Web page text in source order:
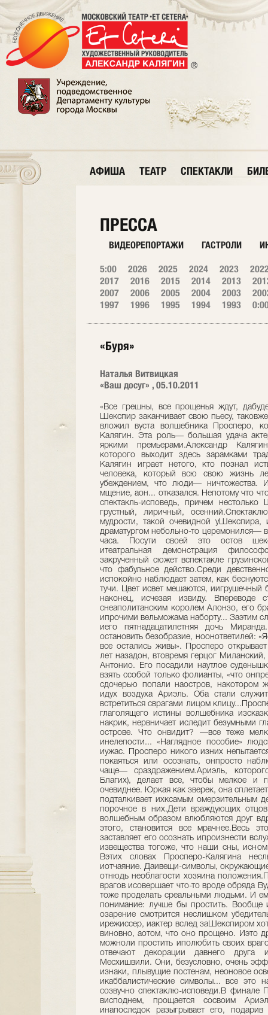
АФИША ТЕАТР СПЕКТАКЛИ
ПРЕССА
ВИДЕОРЕПОРТАЖИ ГАСТРОЛИ
5:00 2026 2025 2024 2023
2017
2016 2015 2014 2013
2007
2006 2005 2004 2003
1997
1996 1995 1994 1993
«Буря»
Наталья Витвицкая
«Ваш досуг» , 05.10.2011
«Все грешны, все прощенья ждут,
Шекспир заканчивает свою пьесу,
вложил вуста волшебника Просперо,
Калягин. Эта роль— большая удача
яркими премьерами.Александр
которого выходит здесь зарамками
Калягин играет нетого, кто познал
человека, который всю свою жизнь
убеждением, что люди— ничтожества.
мщение, аон... отказался. Непотому что
спектакль-исповедь, причем
грустный, лиричный,
мудрости, такой очевидной уШекспира,
драматургом небольно-то церемонился—
часа. Посути своей это остов
итеатральная демонстрация
закрученный сюжет вспектакле
что фабульное действо.Среди
испокойно наблюдает затем, как
тучи. Цвет исвет мешаются, иигрушечный
наконец, исчезая извиду. Впереводе
снеаполитанским королем Алонзо, его
ипрочими вельможама наборту... Заэтим
иего пятнадацатилетняя дочь
остановить безобразие, ноонответилей:
все остались живы». Просперо
лет назадон, втовремя герцог
Антонио. Его посадили наутлое
взять ссобой только фолианты, «что
сдочерью попали наостров, накотором
идух воздуха Ариэль. Оба стали
встретиться сврагами лицом
глаголящего истины волшебника
накрик, нервничает иследит безумными
острове. Что онвидит? —все теже
инелепости... «Наглядное пособие»
иужас. Просперо никого изних
покаяться или осознать, онпросто
чаще— сраздражением.Ариэль,
Благих), делает все, чтобы мелкое и
очевиднее. Юркая как зверек, она
подталкивает ихксамым омерзительным
порочное в них.Дети враждующих
волшебным образом влюбляются друг
этого, становится все мрачнее.Весь
заставляет его осознать ипроизнести
извещества тогоже, что наши сны,
Вэтих словах Просперо-Калягина
иотчаяние. Даивещи-символы,
отнюдь необлагости хозяина
врагов исовершает что-то вроде обряда
тоже проделать среальными людьми. И
понимание: лучше бы простить. Вообще
озарение смотрится неслишком
ирежиссер, иактер вслед заШекспиром
виновно, аотом, что оно прощено. Иэто
можноли простить иполюбить своих
отвечают декорации давнего друга
Месхишвили. Они, безусловно, очень
изнаки, плывущие постенам, неоновое
икаббалистические символы... все это
созвучно спектаклю-исповеди.В финале
висподнем, прощается сосвоим
инапоследок разыгрывает его,